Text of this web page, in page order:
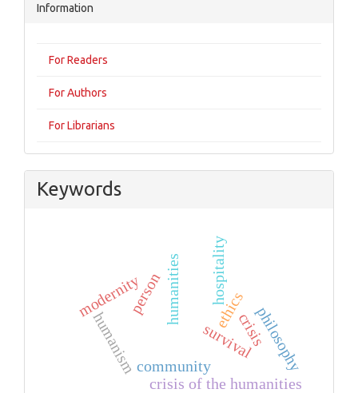
Information
For Readers
For Authors
For Librarians
Keywords
person
survival
ethics
hospitality
community
crisis
humanities
humanism
crisis of the humanities
modernity
philosophy